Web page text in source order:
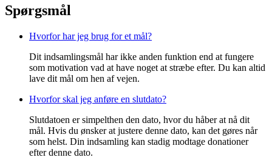
Spørgsmål
Hvorfor har jeg brug for et mål?
Dit indsamlingsmål har ikke anden funktion end at fungere
som motivation vad at have noget at stræbe efter. Du kan altid
lave dit mål om hen af vejen.
Hvorfor skal jeg anføre en slutdato?
Slutdatoen er simpelthen den dato, hvor du håber at nå dit
mål. Hvis du ønsker at justere denne dato, kan det gøres når
som helst. Din indsamling kan stadig modtage donationer
efter denne dato.